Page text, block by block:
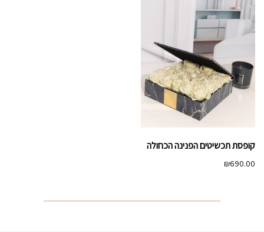
קופסת תכשיטים הפנינה הכחולה
₪690.00